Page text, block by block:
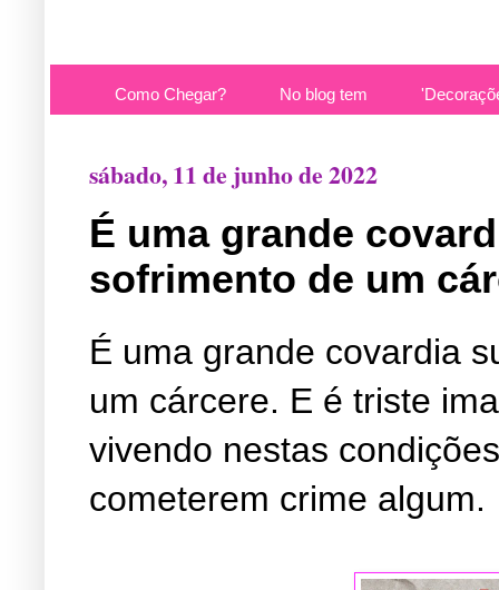
Como Chegar? No blog tem
sábado, 11 de junho de 2022
É uma grande
sofrimento de um
É uma grande covardia
um cárcere. E é triste
vivendo nestas
cometerem crime algum.